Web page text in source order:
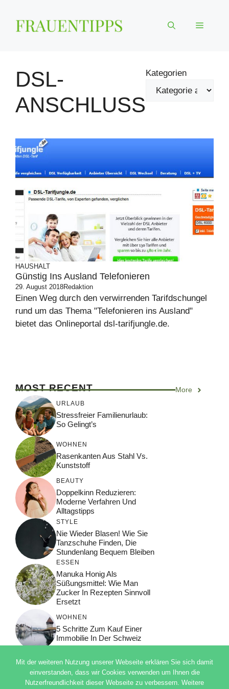
Inhalt
springen
Menü
DSL-
ANSCHLUSS
Kategorien
HAUSHALT
Günstig Ins Ausland Telefonieren
29. August 2018Redaktion
Einen Weg durch den verwirrenden Tarifdschungel
rund um das Thema "Telefonieren ins Ausland"
bietet das Onlineportal dsl-tarifjungle.de.
MOST RECENT More
URLAUB
Stressfreier Familienurlaub:
So Gelingt’s
WOHNEN
Rasenkanten Aus Stahl Vs.
Kunststoff
BEAUTY
Doppelkinn Reduzieren:
Moderne Verfahren Und
Alltagstipps
STYLE
Nie Wieder Blasen! Wie Sie
Tanzschuhe Finden, Die
Stundenlang Bequem Bleiben
ESSEN
Manuka Honig Als
Süßungsmittel: Wie Man
Zucker In Rezepten Sinnvoll
Ersetzt
WOHNEN
5 Schritte Zum Kauf Einer
Immobilie In Der Schweiz
Mit der weiteren Nutzung unserer Webseite erklären Sie sich damit
einverstanden, dass wir Cookies verwenden um Ihnen die
Nutzerfreundlichkeit dieser Webseite zu verbessern. Weitere